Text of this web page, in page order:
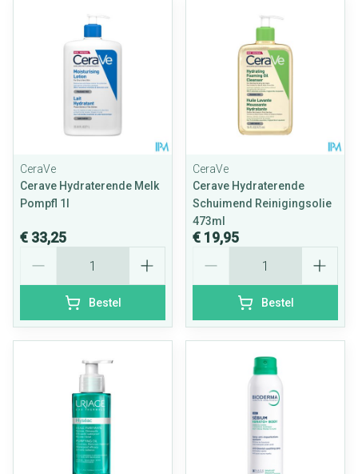
CeraVe
Cerave Hydraterende Melk
Pompfl 1l
€ 33,25
Bestel
CeraVe
Cerave Hydraterende
Schuimend Reinigingsolie
473ml
€ 19,95
Bestel